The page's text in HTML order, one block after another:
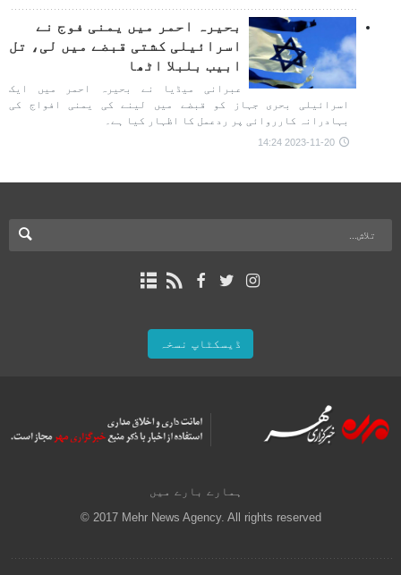
بحیرہ احمر میں یمنی فوج نے
اسرائیلی کشتی قبضے میں لی، تل
ابیب بلبلا اٹھا
عبرانی میڈیا نے بحیرہ احمر میں ایک
اسرائیلی بحری جہاز کو قبضے میں لینے کی یمنی افواج کی
بہادرانہ کارروائی پر ردعمل کا اظہار کیا ہے۔
2023-11-20 14:24
ڈیسکٹاپ نسخہ
ہمارے بارے میں
© 2017 Mehr News Agency. All rights reserved